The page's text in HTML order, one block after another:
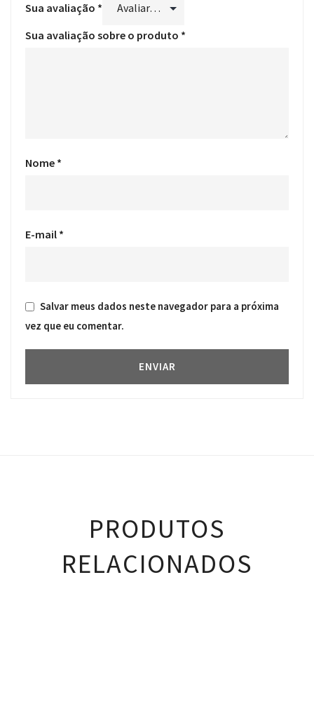
Sua avaliação *
Sua avaliação sobre o produto *
Nome *
E-mail *
Salvar meus dados neste navegador para a próxima
vez que eu comentar.
PRODUTOS
RELACIONADOS